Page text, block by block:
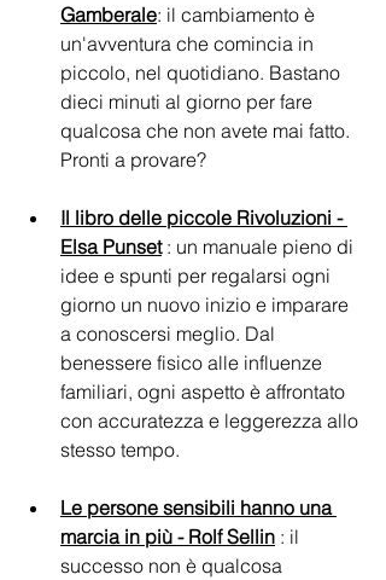
Gamberale: il cambiamento è
un'avventura che comincia in
piccolo, nel quotidiano. Bastano
dieci minuti al giorno per fare
qualcosa che non avete mai fatto.
Pronti a provare?
Il libro delle piccole Rivoluzioni -
Elsa Punset : un manuale pieno di
idee e spunti per regalarsi ogni
giorno un nuovo inizio e imparare
a conoscersi meglio. Dal
benessere fisico alle influenze
familiari, ogni aspetto è affrontato
con accuratezza e leggerezza allo
stesso tempo.
Le persone sensibili hanno una
marcia in più - Rolf Sellin : il
successo non è qualcosa